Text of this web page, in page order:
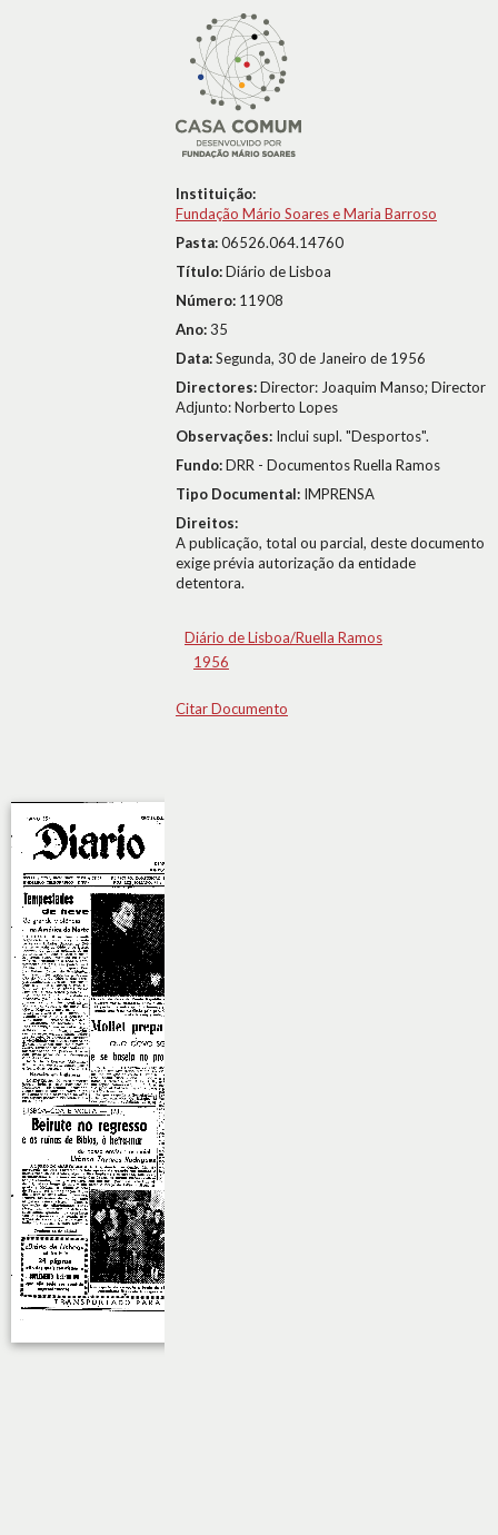
Instituição:
Fundação Mário Soares e Maria Barroso
Pasta:06526.064.14760
Título:Diário de Lisboa
Número: 11908
Ano:35
Data:Segunda, 30 de Janeiro de 1956
Directores:Director: Joaquim Manso; Director
Adjunto: Norberto Lopes
Observações: Inclui supl. "Desportos".
Fundo:DRR - Documentos Ruella Ramos
Tipo Documental: IMPRENSA
Direitos:
A publicação, total ou parcial, deste documento
exige prévia autorização da entidade
detentora.
Diário de Lisboa/Ruella Ramos
1956
Citar Documento